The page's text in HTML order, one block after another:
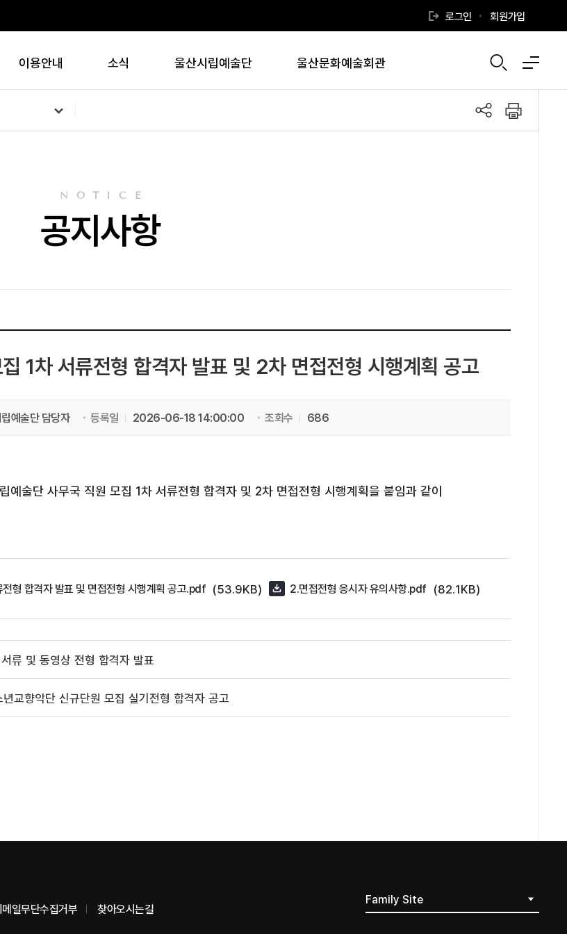
로그인 회원가입
이용안내 소식 울산시립예술단 울산문화예술회관
NOTICE
공지사항
1차 서류전형 합격자 발표 및 2차 면접전형 시행계획 공고
예술단 담당자 등록일 2026-06-18 14:00:00 조회수 686
술단 사무국 직원 모집 1차 서류전형 합격자 및 2차 면접전형 시행계획을 붙임과 같이
형 합격자 발표 및 면접전형 시행계획 공고.pdf (53.9KB) 2.면접전형 응시자 유의사항.pdf (82.1KB)
류 및 동영상 전형 합격자 발표
교향악단 신규단원 모집 실기전형 합격자 공고
메일무단수집거부 찾아오시는길
Family Site